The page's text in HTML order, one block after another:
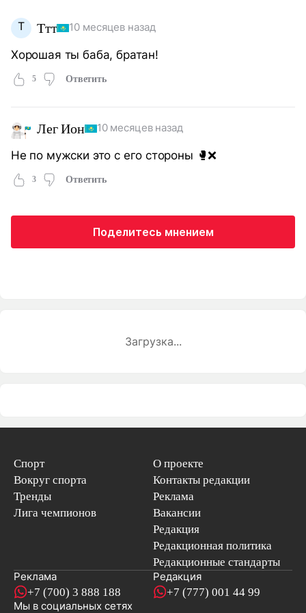
Т Ттт 10 месяцев назад
Хорошая ты баба, братан!
5 Ответить
Лег Ион 10 месяцев назад
Не по мужски это с его стороны 🥊❌
3 Ответить
Поделитесь мнением
Загрузка...
Спорт
Вокруг спорта
Тренды
Лига чемпионов
О проекте
Контакты редакции
Реклама
Вакансии
Редакция
Редакционная политика
Редакционные стандарты
Реклама
+7 (700) 3 888 188
Редакция
+7 (777) 001 44 99
Мы в социальных сетях